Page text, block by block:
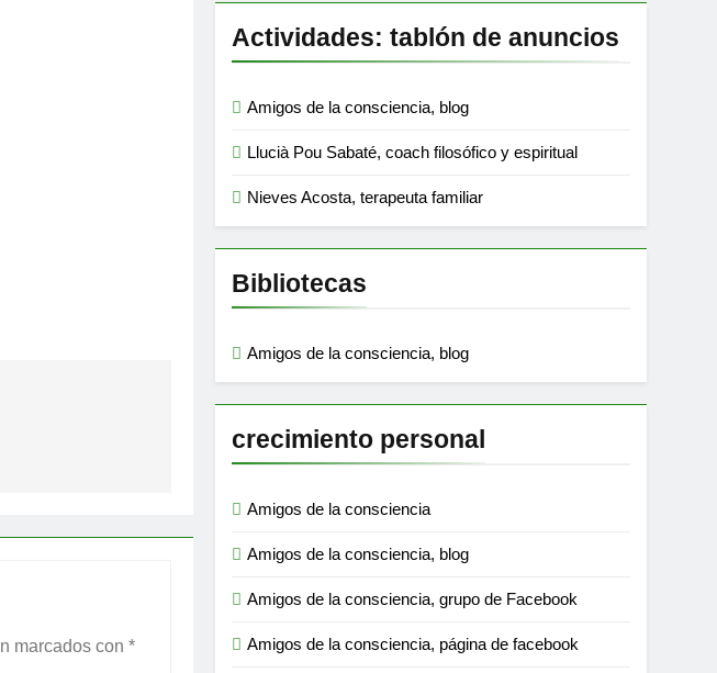
marcados con *
Actividades: tablón de anuncios
Amigos de la consciencia, blog
Llucià Pou Sabaté, coach filosófico y espiritual
Nieves Acosta, terapeuta familiar
Bibliotecas
Amigos de la consciencia, blog
crecimiento personal
Amigos de la consciencia
Amigos de la consciencia, blog
Amigos de la consciencia, grupo de Facebook
Amigos de la consciencia, página de facebook